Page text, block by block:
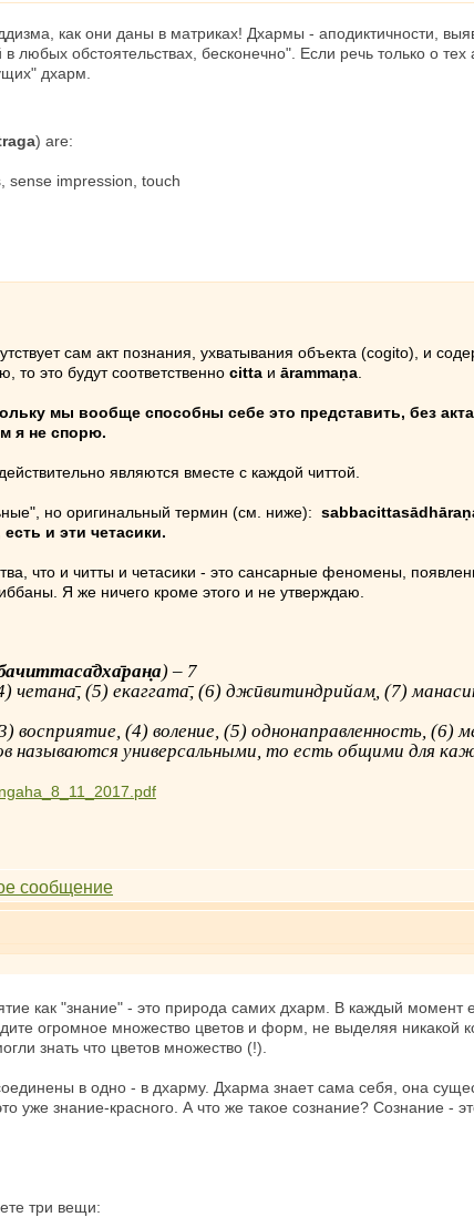
как они даны в матриках! Дхармы - аподиктичности,
обстоятельствах, бесконечно". Если речь только о тех
дхарм.
) are:
sense impression, touch
сам акт познания, ухватывания объекта (cogito), и
то это будут соответственно citta и ārammaṇa
мы вообще способны себе это представить, без
я не спорю.
являются вместе с каждой читтой.
но оригинальный термин (см. ниже):
и эти четасики.
что и читты и четасики - это сансарные феномены,
Я же ничего кроме этого и не утверждаю.
) – 7
четана̄, (5) екаггата̄, (6) джӣвитиндрийам̣, (7)
(4) воление, (5) однонаправленность, (6)
называются универсальными, то есть общими для
как "знание" - это природа самих дхарм. В каждый момент
огромное множество цветов и форм, не выделяя никакой
знать что цветов множество (!).
в одно - в дхарму. Дхарма знает сама себя, она
уже знание-красного. А что же такое сознание? Сознание -
три вещи: